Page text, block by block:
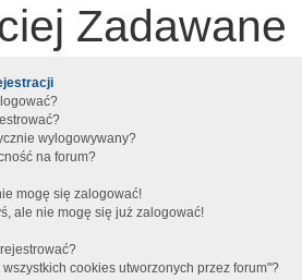
Zadawane
wylogowywany?
na forum?
mogę się zalogować!
ale nie mogę się już zalogować!
cookies utworzonych przez forum"?